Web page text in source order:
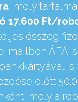
, mely
17.600 Ft/
összeg
mailben ÁFÁ-
is
előtt
mely a